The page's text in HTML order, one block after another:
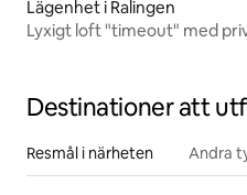
Lägenhet i Ralingen
Lyxigt loft "timeout" med
Destinationer att
Resmål i närheten Andra